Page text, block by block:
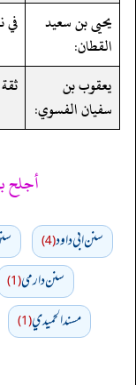
يحيى بن سعيد
القطان:
في
يعقوب بن
سفيان الفسوي:
أجلح
سنن ابي داود(4)
سنن دارمي(1)
مسند الحميدي(1)